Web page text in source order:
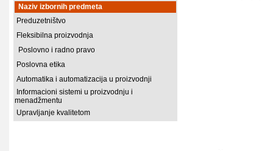
Naziv izbornih predmeta
Preduzetništvo
Fleksibilna proizvodnja
Poslovno i radno pravo
Poslovna etika
Automatika i automatizacija u proizvodnji
Informacioni sistemi u proizvodnju i
menadžmentu
Upravljanje kvalitetom